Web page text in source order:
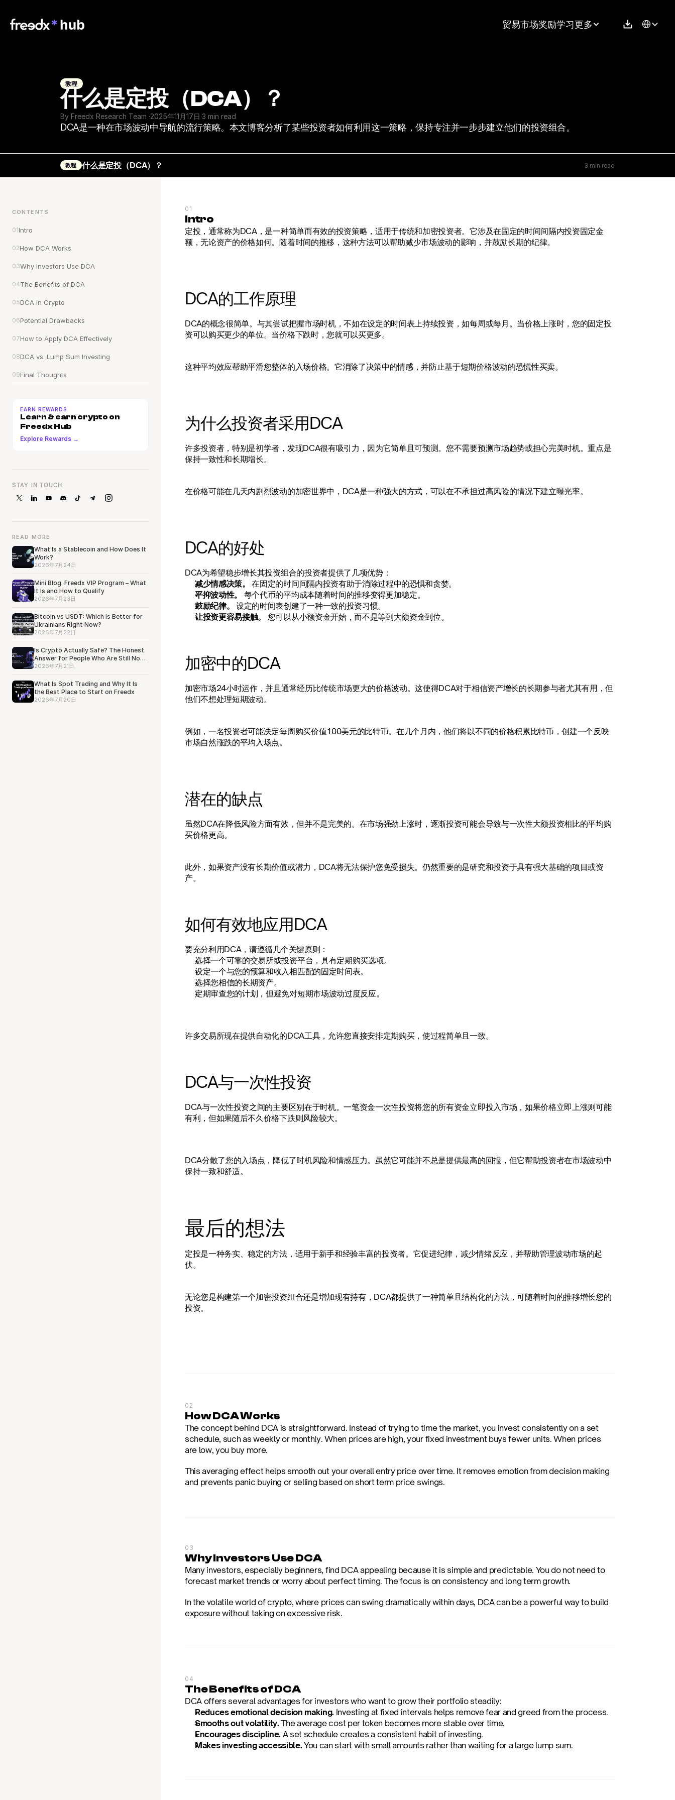
贸易市场奖励学习更多 Select
教程
什么是定投（DCA）？
By Freedx Research Team ·2025年11月17日·3 min read
DCA是一种在市场波动中导航的流行策略。本文博客分析了某些投资者如何利用这一策略，保持专注并一步步建立他们的投资组合。
教程 什么是定投（DCA）？ 3 min read
CONTENTS
01Intro
02How DCA Works
03Why Investors Use DCA
04The Benefits of DCA
05DCA in Crypto
06Potential Drawbacks
07How to Apply DCA Effectively
08DCA vs. Lump Sum Investing
09Final Thoughts
EARN REWARDS
Learn & earn crypto on
Freedx Hub
Explore Rewards →
STAY IN TOUCH
READ MORE
What Is a Stablecoin and How Does It
Work?
2026年7月24日
Mini Blog: Freedx VIP Program – What
It Is and How to Qualify
2026年7月23日
Bitcoin vs USDT: Which Is Better for
Ukrainians Right Now?
2026年7月22日
Is Crypto Actually Safe? The Honest
Answer for People Who Are Still Not
Sure
2026年7月21日
What Is Spot Trading and Why It Is
the Best Place to Start on Freedx
2026年7月20日
01
Intro
定投，通常称为DCA，是一种简单而有效的投资策略，适用于传统和加密投资者。它涉及在固定的时间间隔内投资固定金
额，无论资产的价格如何。随着时间的推移，这种方法可以帮助减少市场波动的影响，并鼓励长期的纪律。
DCA的工作原理
DCA的概念很简单。与其尝试把握市场时机，不如在设定的时间表上持续投资，如每周或每月。当价格上涨时，您的固定投
资可以购买更少的单位。当价格下跌时，您就可以买更多。
这种平均效应帮助平滑您整体的入场价格。它消除了决策中的情感，并防止基于短期价格波动的恐慌性买卖。
为什么投资者采用DCA
许多投资者，特别是初学者，发现DCA很有吸引力，因为它简单且可预测。您不需要预测市场趋势或担心完美时机。重点是
保持一致性和长期增长。
在价格可能在几天内剧烈波动的加密世界中，DCA是一种强大的方式，可以在不承担过高风险的情况下建立曝光率。
DCA的好处
DCA为希望稳步增长其投资组合的投资者提供了几项优势：
减少情感决策。
在固定的时间间隔内投资有助于消除过程中的恐惧和贪婪。
平抑波动性。
每个代币的平均成本随着时间的推移变得更加稳定。
鼓励纪律。
设定的时间表创建了一种一致的投资习惯。
让投资更容易接触。
您可以从小额资金开始，而不是等到大额资金到位。
加密中的DCA
加密市场24小时运作，并且通常经历比传统市场更大的价格波动。这使得DCA对于相信资产增长的长期参与者尤其有用，但
他们不想处理短期波动。
例如，一名投资者可能决定每周购买价值100美元的比特币。在几个月内，他们将以不同的价格积累比特币，创建一个反映
市场自然涨跌的平均入场点。
潜在的缺点
虽然DCA在降低风险方面有效，但并不是完美的。在市场强劲上涨时，逐渐投资可能会导致与一次性大额投资相比的平均购
买价格更高。
此外，如果资产没有长期价值或潜力，DCA将无法保护您免受损失。仍然重要的是研究和投资于具有强大基础的项目或资
产。
如何有效地应用DCA
要充分利用DCA，请遵循几个关键原则：
选择一个可靠的交易所或投资平台，具有定期购买选项。
设定一个与您的预算和收入相匹配的固定时间表。
选择您相信的长期资产。
定期审查您的计划，但避免对短期市场波动过度反应。
许多交易所现在提供自动化的DCA工具，允许您直接安排定期购买，使过程简单且一致。
DCA与一次性投资
DCA与一次性投资之间的主要区别在于时机。一笔资金一次性投资将您的所有资金立即投入市场，如果价格立即上涨则可能
有利，但如果随后不久价格下跌则风险较大。
DCA分散了您的入场点，降低了时机风险和情感压力。虽然它可能并不总是提供最高的回报，但它帮助投资者在市场波动中
保持一致和舒适。
最后的想法
定投是一种务实、稳定的方法，适用于新手和经验丰富的投资者。它促进纪律，减少情绪反应，并帮助管理波动市场的起
伏。
无论您是构建第一个加密投资组合还是增加现有持有，DCA都提供了一种简单且结构化的方法，可随着时间的推移增长您的
投资。
02
How DCA Works
The concept behind DCA is straightforward. Instead of trying to time the market, you invest consistently on a set
schedule, such as weekly or monthly. When prices are high, your fixed investment buys fewer units. When prices
are low, you buy more.
This averaging effect helps smooth out your overall entry price over time. It removes emotion from decision making
and prevents panic buying or selling based on short term price swings.
03
Why Investors Use DCA
Many investors, especially beginners, find DCA appealing because it is simple and predictable. You do not need to
forecast market trends or worry about perfect timing. The focus is on consistency and long term growth.
In the volatile world of crypto, where prices can swing dramatically within days, DCA can be a powerful way to build
exposure without taking on excessive risk.
04
The Benefits of DCA
DCA offers several advantages for investors who want to grow their portfolio steadily:
Reduces emotional decision making. Investing at fixed intervals helps remove fear and greed from the process.
Smooths out volatility. The average cost per token becomes more stable over time.
Encourages discipline. A set schedule creates a consistent habit of investing.
Makes investing accessible. You can start with small amounts rather than waiting for a large lump sum.